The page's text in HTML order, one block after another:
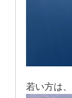
若い方は